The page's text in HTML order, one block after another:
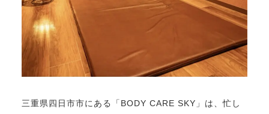
三重県四日市市にある「BODY CARE SKY」は、忙し